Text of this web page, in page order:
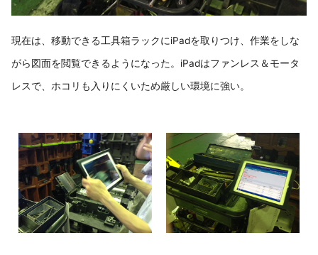
現在は、移動できる工具箱ラックにiPadを取りつけ、作業をしな
がら図面を閲覧できるようになった。iPadはファンレス＆モータ
レスで、ホコリも入りにくいため厳しい環境に強い。